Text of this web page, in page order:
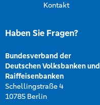
Kontakt
Haben Sie Fragen?
Bundesverband der
Deutschen Volksbanken und
Raiffeisenbanken
Schellingstraße 4
10785 Berlin